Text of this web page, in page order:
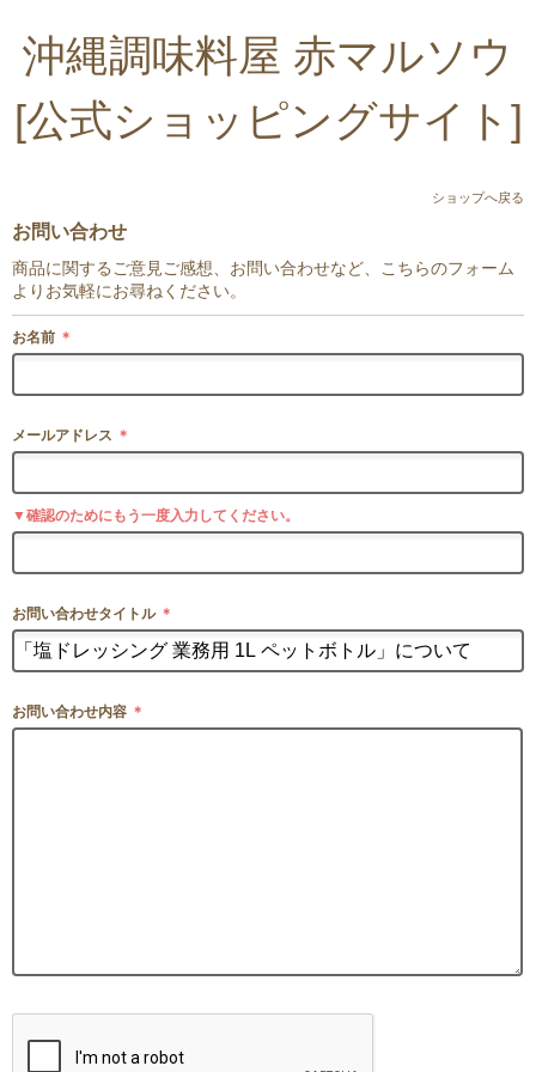
沖縄調味料屋 赤マルソウ
[公式ショッピングサイト]
ショップへ戻る
お問い合わせ
商品に関するご意見ご感想、お問い合わせなど、こちらのフォーム
よりお気軽にお尋ねください。
お名前 ＊
メールアドレス ＊
▼確認のためにもう一度入力してください。
お問い合わせタイトル ＊
お問い合わせ内容 ＊